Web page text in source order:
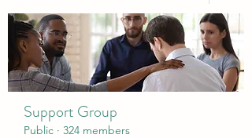
Support Group
Public · 324 members